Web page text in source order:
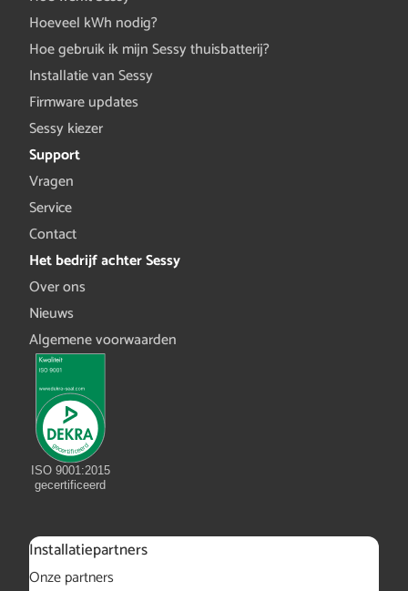
Hoeveel kWh nodig?
Hoe gebruik ik mijn Sessy thuisbatterij?
Installatie van Sessy
Firmware updates
Sessy kiezer
Support
Vragen
Service
Contact
Het bedrijf achter Sessy
Over ons
Nieuws
Algemene voorwaarden
ISO 9001:2015
gecertificeerd
Installatiepartners
Onze partners